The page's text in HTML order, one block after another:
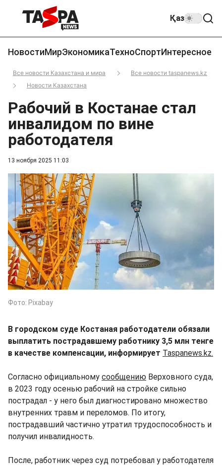
Қаз
НовостиМирЭкономикаТехноСпортИнтересное
Все новости Казахстана и мира
Все новости taspanews.kz
Новости Казахстана
13 ноября 2025 11:03
Рабочий в Костанае стал
инвалидом по вине
работодателя
Фото: Pixabay
В городском суде Костаная работодатели обязали
выплатить пострадавшему работнику 3,5 млн тенге
в качестве компенсации, информирует Taspanews.kz.
Согласно официальному сообщению Верховного суда,
в 2023 году осенью рабочий на стройке сильно
пострадал - у него был диагностировано множество
внутренних травм и переломов. По итогу,
пострадавший частично утратил трудоспособность и
получил инвалидность.
После, работник через суд потребовал у работодателя